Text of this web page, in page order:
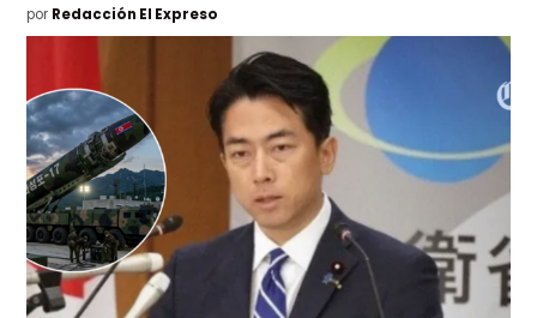
por Redacción El Expreso